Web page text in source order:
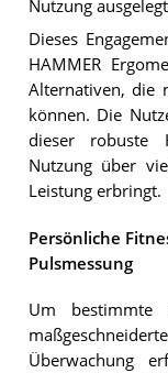
Nutzung
Dieses
HAMMER
Alternativen, die
können. Die
dieser robuste
Nutzung über
Leistung erbringt.
Persönliche
Pulsmessung
Um bestimmte
Überwachung